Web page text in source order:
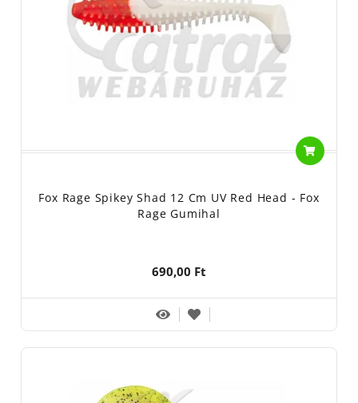
Fox Rage Spikey Shad 12 Cm UV Red Head - Fox
Rage Gumihal
690,00 Ft